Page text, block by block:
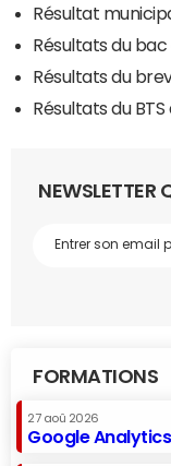
Résultat
Résultats du
Résultats du
Résultats du
NEWSLETTER
FORMATIONS
27 aoû 2026
Google